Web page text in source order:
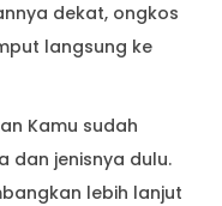
dekat, ongkos
langsung ke
Kamu sudah
dan jenisnya dulu.
lebih lanjut